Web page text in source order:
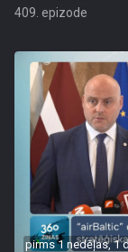
409. epizode
pirms 1 nedēļas, 1